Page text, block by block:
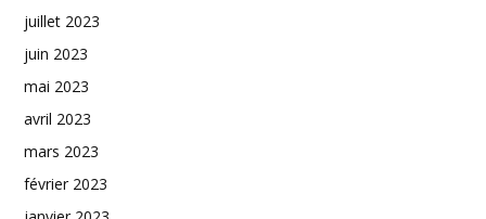
juillet 2023
juin 2023
mai 2023
avril 2023
mars 2023
février 2023